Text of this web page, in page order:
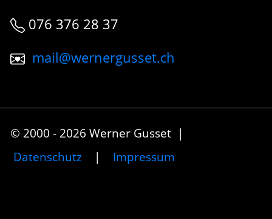
076 376 28 37
mail@wernergusset.ch
© 2000 - 2026 Werner Gusset |
Datenschutz
| Impressum